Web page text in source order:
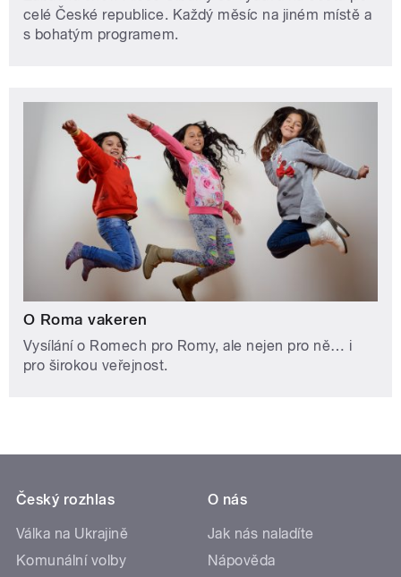
celé České republice. Každý měsíc na jiném místě a
s bohatým programem.
O Roma vakeren
Vysílání o Romech pro Romy, ale nejen pro ně… i
pro širokou veřejnost.
Český rozhlas
Válka na Ukrajině
Komunální volby
O nás
Jak nás naladíte
Nápověda